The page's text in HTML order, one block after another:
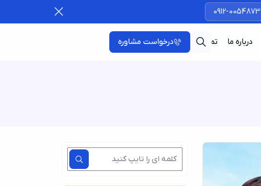
0912-0054873
درباره ما تماس با ما درخواست مشاوره